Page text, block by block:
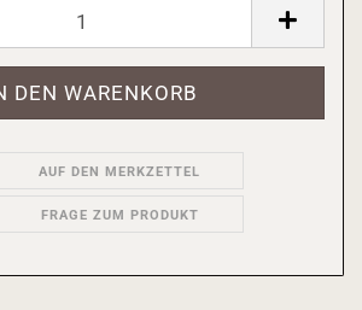
AUF DEN MERKZETTEL
FRAGE ZUM PRODUKT